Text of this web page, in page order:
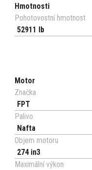
Hmotnosti
Pohotovostní hmotnost
52911 lb
Motor
Značka
FPT
Palivo
Nafta
Objem motoru
274 in3
Maximální výkon